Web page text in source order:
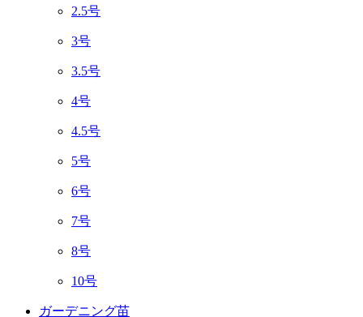
2.5号
3号
3.5号
4号
4.5号
5号
6号
7号
8号
10号
ガーデニング苗